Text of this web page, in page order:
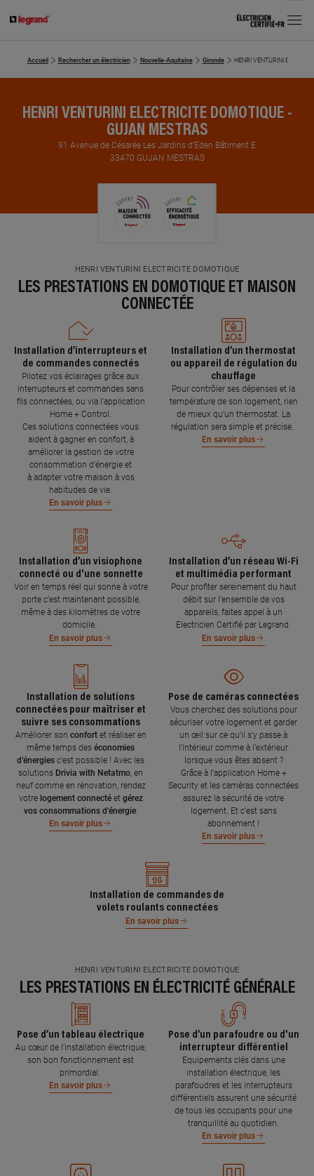
MENU
Accueil Rechercher un électricien Nouvelle-Aquitaine Gironde HENRI VENTURINI
HENRI VENTURINI ELECTRICITE DOMOTIQUE -
GUJAN MESTRAS
91 Avenue de Césarée Les Jardins d'Eden Bâtiment E
33470 GUJAN MESTRAS
HENRI VENTURINI ELECTRICITE DOMOTIQUE
LES PRESTATIONS EN DOMOTIQUE ET MAISON
CONNECTÉE
Installation d’interrupteurs et
de commandes connectés
Pilotez vos éclairages grâce aux
interrupteurs et commandes sans
fils connectées, ou via l'application
Home + Control.
Ces solutions connectées vous
aident à gagner en confort, à
améliorer la gestion de votre
consommation d’énergie et
à adapter votre maison à vos
habitudes de vie.
En savoir plus
Installation d’un thermostat
ou appareil de régulation du
chauffage
Pour contrôler ses dépenses et la
température de son logement, rien
de mieux qu’un thermostat. La
régulation sera simple et précise.
En savoir plus
Installation d’un visiophone
connecté ou d'une sonnette
Voir en temps réel qui sonne à votre
porte c’est maintenant possible,
même à des kilomètres de votre
domicile.
En savoir plus
Installation d’un réseau Wi-Fi
et multimédia performant
Pour profiter sereinement du haut
débit sur l’ensemble de vos
appareils, faites appel à un
Electricien Certifié par Legrand.
En savoir plus
Installation de solutions
connectées pour maîtriser et
suivre ses consommations
Améliorer son confort et réaliser en
même temps des économies
d’énergies c’est possible ! Avec les
solutions Drivia with Netatmo , en
neuf comme en rénovation, rendez
votre logement connecté et gérez
vos consommations d’énergie.
En savoir plus
Pose de caméras connectées
Vous cherchez des solutions pour
sécuriser votre logement et garder
un œil sur ce qu’il s’y passe à
l’intérieur comme à l’extérieur
lorsque vous êtes absent ?
Grâce à l'application Home +
Security et les caméras connectées
assurez la sécurité de votre
logement. Et c'est sans
abonnement !
En savoir plus
Installation de commandes de
volets roulants connectées
En savoir plus
HENRI VENTURINI ELECTRICITE DOMOTIQUE
LES PRESTATIONS EN ÉLECTRICITÉ GÉNÉRALE
Pose d’un tableau électrique
Au cœur de l’installation électrique,
son bon fonctionnement est
primordial.
En savoir plus
Pose d’un parafoudre ou d'un
interrupteur différentiel
Equipements clés dans une
installation électrique, les
parafoudres et les interrupteurs
différentiels assurent une sécurité
de tous les occupants pour une
tranquillité au quotidien.
En savoir plus